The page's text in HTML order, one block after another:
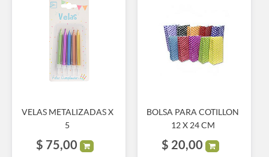
VELAS METALIZADAS X
5
$ 75,00
BOLSA PARA COTILLON
12 X 24 CM
$ 20,00